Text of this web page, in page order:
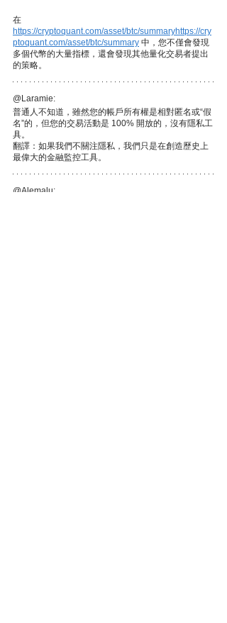
在
https://cryptoquant.com/asset/btc/summaryhttps://cry
ptoquant.com/asset/btc/summary 中，您不僅會發現
多個代幣的大量指標，還會發現其他量化交易者提出
的策略。
@Laramie:
普通人不知道，雖然您的帳戶所有權是相對匿名或“假
名”的，但您的交易活動是 100% 開放的，沒有隱私工
具。
翻譯：如果我們不關注隱私，我們只是在創造歷史上
最偉大的金融監控工具。
@Alemalu: